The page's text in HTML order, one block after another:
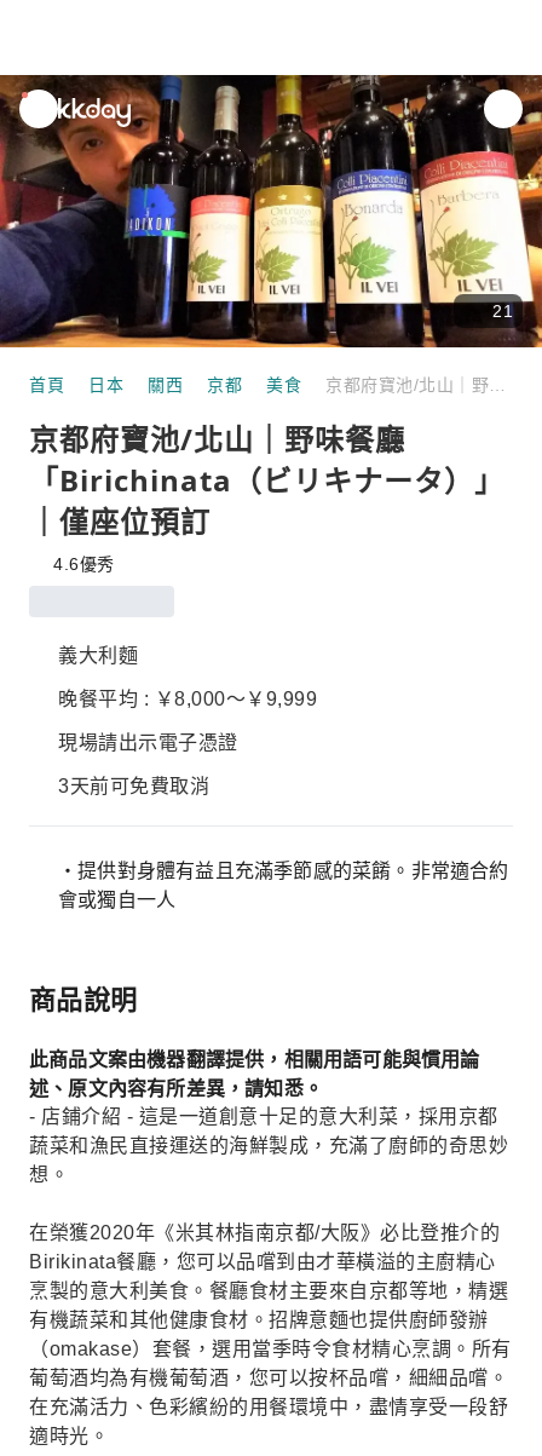
unread
notifications
21
首頁 日本 關西 京都 美食
京都府寶池/北山｜野味餐廳
「Birichinata（ビリキナータ）」
｜僅座位預訂
4.6優秀
義大利麵
晚餐平均 : ￥8,000～￥9,999
現場請出示電子憑證
3天前可免費取消
・提供對身體有益且充滿季節感的菜餚。非常適合約
會或獨自一人
商品說明
此商品文案由機器翻譯提供，相關用語可能與慣用論
述、原文內容有所差異，請知悉。
- 店鋪介紹 - 這是一道創意十足的意大利菜，採用京都
蔬菜和漁民直接運送的海鮮製成，充滿了廚師的奇思妙
想。
在榮獲2020年《米其林指南京都/大阪》必比登推介的
Birikinata餐廳，您可以品嚐到由才華橫溢的主廚精心
烹製的意大利美食。餐廳食材主要來自京都等地，精選
有機蔬菜和其他健康食材。招牌意麵也提供廚師發辦
（omakase）套餐，選用當季時令食材精心烹調。所有
葡萄酒均為有機葡萄酒，您可以按杯品嚐，細細品嚐。
在充滿活力、色彩繽紛的用餐環境中，盡情享受一段舒
適時光。